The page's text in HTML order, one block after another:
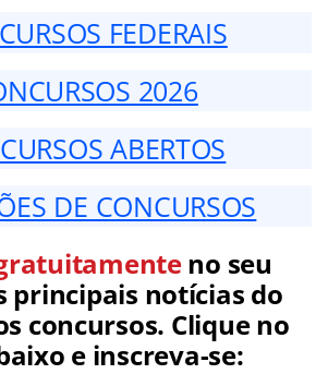
FEDERAIS
2026
ABERTOS
DE CONCURSOS
no seu
principais notícias do
concursos. Clique no
e inscreva-se: